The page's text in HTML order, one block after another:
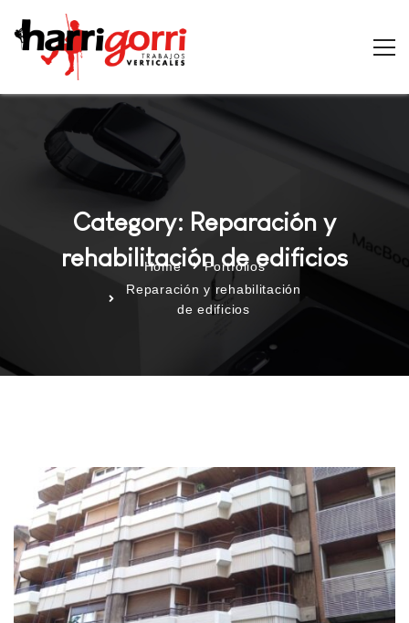
Category: Reparación y
rehabilitación de edificios
Home
Portfolios
Reparación y rehabilitación
de edificios